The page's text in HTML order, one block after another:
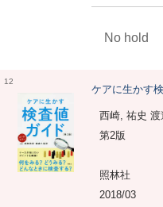
No hold
12
ケアに生かす
西崎, 祐史
第2版
照林社
2018/03